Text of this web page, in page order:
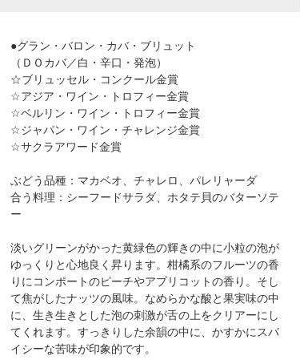
●グラン・バロン・カバ・ブリュット
（ＤＯカバ／白・辛口・発泡）
☆ブリュッセル・コンクール金賞
☆アジア・ワイン・トロフィー金賞
☆ベルリン・ワイン・トロフィー金賞
☆ジャパン・ワイン・チャレンジ金賞
☆サクラアワード金賞
ぶどう品種：マカベオ、チャレロ、パレリャーダ
合う料理：シーフードサラダ、ホタテ貝のバターソテ
ー
淡いグリーンがかった黄緑色の輝きの中に小粒の泡が
ゆっくりと心地良く昇ります。柑橘系のフルーツの香
りにコンポートのピーチやアプリコットの香り。そし
て焦がしたナッツの風味。なめらかな酸と果実味の中
に、生き生きとした泡の刺激が舌の上をクリアーにし
てくれます。すっきりした余韻の中に、かすかにスパ
イシーな苦味が印象的です。